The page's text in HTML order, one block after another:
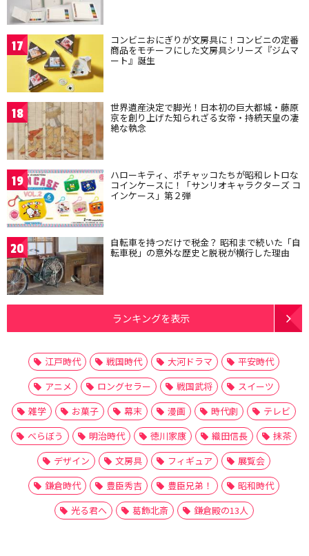
17 コンビニおにぎりが文房具に！コンビニの定番
商品をモチーフにした文房具シリーズ『ジムマ
ート』誕生
18 世界遺産決定で脚光！日本初の巨大都城・藤原
京を創り上げた知られざる女帝・持統天皇の凄
絶な執念
19 ハローキティ、ポチャッコたちが昭和レトロな
コインケースに！「サンリオキャラクターズ コ
インケース」第２弾
20 自転車を持つだけで税金？ 昭和まで続いた「自
転車税」の意外な歴史と脱税が横行した理由
ランキングを表示
江戸時代 戦国時代 大河ドラマ
平安時代
アニメ
ロングセラー 戦国武将
スイーツ
雑学
お菓子 幕末 漫画 時代劇
テレビ
べらぼう
明治時代 徳川家康 織田信長
抹茶
デザイン
文房具 フィギュア
展覧会
鎌倉時代
豊臣秀吉 豊臣兄弟！
昭和時代
光る君へ
葛飾北斎 鎌倉殿の13人